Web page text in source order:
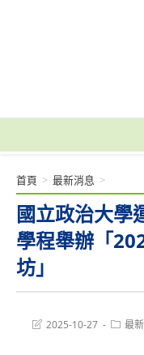
國立政治大學
學程舉辦「
坊」
首頁 > 最新消息 >
Post2025-10-27
Post最